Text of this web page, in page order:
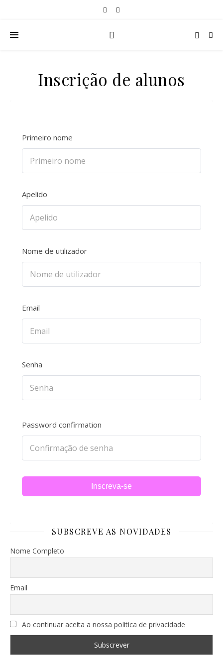
Inscrição de alunos
Primeiro nome
Apelido
Nome de utilizador
Email
Senha
Password confirmation
Inscreva-se
SUBSCREVE AS NOVIDADES
Nome Completo
Email
Ao continuar aceita a nossa politica de privacidade